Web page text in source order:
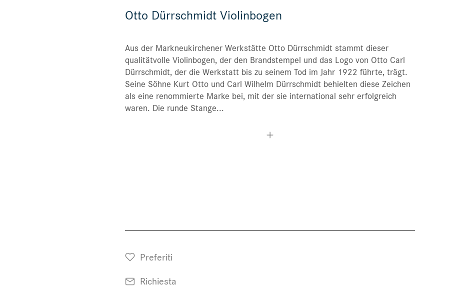
Ordini
Otto Dürrschmidt Violinbogen
Aus der Markneukirchener Werkstätte Otto Dürrschmidt stammt dieser
qualitätvolle Violinbogen, der den Brandstempel und das Logo von Otto Carl
Dürrschmidt, der die Werkstatt bis zu seinem Tod im Jahr 1922 führte, trägt.
Seine Söhne Kurt Otto und Carl Wilhelm Dürrschmidt behielten diese Zeichen
als eine renommierte Marke bei, mit der sie international sehr erfolgreich
waren. Die runde Stange...
Preferiti
Richiesta